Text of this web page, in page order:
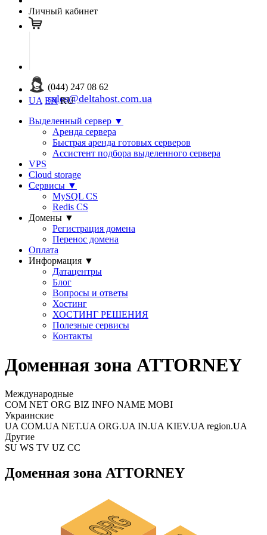
Личный кабинет
(044) 247 08 62
sales@deltahost.com.ua
UA EN RU
Выделенный сервер ▼
Аренда сервера
Быстрая аренда готовых серверов
Ассистент подбора выделенного сервера
VPS
Cloud storage
Сервисы ▼
MySQL CS
Redis CS
Домены ▼
Регистрация домена
Перенос домена
Оплата
Информация ▼
Датацентры
Блог
Вопросы и ответы
Хостинг
ХОСТИНГ РЕШЕНИЯ
Полезные сервисы
Контакты
Доменная зона ATTORNEY
Международные
COM NET ORG BIZ INFO NAME MOBI
Украинские
UA COM.UA NET.UA ORG.UA IN.UA KIEV.UA region.UA
Другие
SU WS TV UZ CC
Доменная зона ATTORNEY